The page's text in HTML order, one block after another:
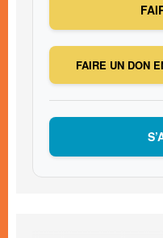
FAIRE UN DON